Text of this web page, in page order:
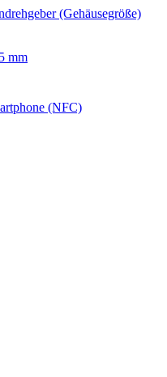
(Gehäusegröße)
mm
(NFC)